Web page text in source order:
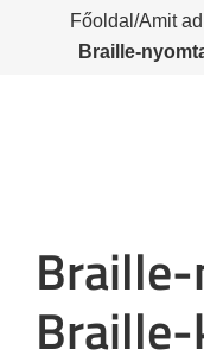
Főoldal /Amit
Braille-